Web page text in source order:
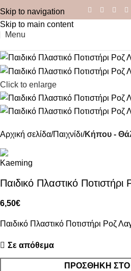
Skip to navigation
Skip to main content
Menu
Click to enlarge
Αρχική σελίδα Παιχνίδι Κήπου -
Παιδικό Πλαστικό Ποτιστήρι
6,50€
Παιδικό Πλαστικό Ποτιστήρι Ροζ
Σε απόθεμα
ΠΡΟΣΘΉΚΗ ΣΤΟ